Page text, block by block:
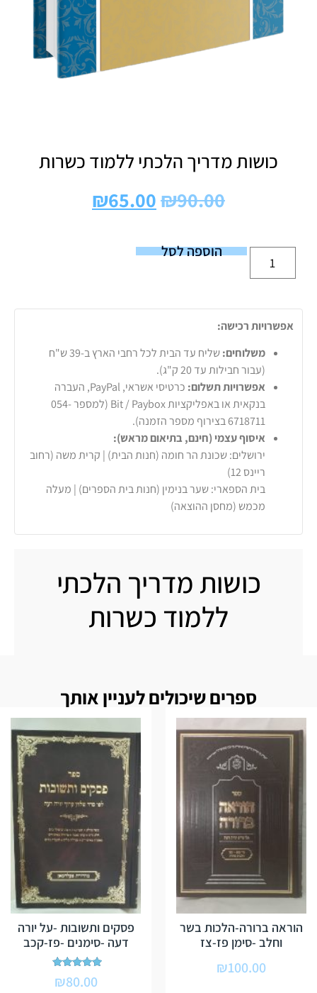
כושות מדריך הלכתי ללמוד כשרות
₪90.00
₪65.00
הוספה לסל
אפשרויות רכישה:
משלוחים:
שליח עד הבית לכל רחבי הארץ ב-39 ש"ח
(עבור חבילות עד 20 ק"ג).
אפשרויות תשלום:
כרטיסי אשראי, PayPal, העברה
בנקאית או באפליקציות Bit / Paybox (למספר 054-
6718711 בצירוף מספר הזמנה).
איסוף עצמי (חינם, בתיאום מראש):
ירושלים: שכונת הר חומה (חנות הבית) | קרית משה (רחוב
ריינס 12)
בית הספארי: שער בנימין (חנות בית הספרים) | מעלה
מכמש (מחסן ההוצאה)
כושות מדריך הלכתי
ללמוד כשרות
ספרים שיכולים לעניין אותך
הוראה ברורה-הלכות בשר
וחלב -סימן פז-צז
₪100.00
פסקים ותשובות -על יורה
דעה -סימנים -פז-קכב
דורג
5.00
₪80.00